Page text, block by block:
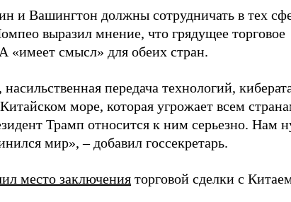
и Вашингтон должны сотрудничать в тех
выразил мнение, что грядущее торговое
смысл» для обеих стран.
передача технологий,
море, которая угрожает всем
Трамп относится к ним серьезно. Нам
мир», – добавил госсекретарь.
место заключения торговой сделки с